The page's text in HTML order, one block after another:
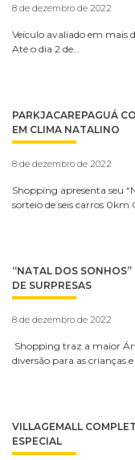
8 de dezembro de 2022
Veículo avaliado em mais
Até o dia 2 de…
PARKJACAREPAGUÁ
EM CLIMA NATALINO
8 de dezembro de 2022
Shopping apresenta seu
sorteio de seis carros
“NATAL DOS
DE SURPRESAS
8 de dezembro de 2022
Shopping traz a maior
diversão para as crianças
VILLAGEMALL
ESPECIAL